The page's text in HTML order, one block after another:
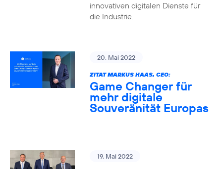
innovativen digitalen Dienste für
die Industrie.
20. Mai 2022
ZITAT MARKUS HAAS, CEO:
Game Changer für
mehr digitale
Souveränität Europas
19. Mai 2022